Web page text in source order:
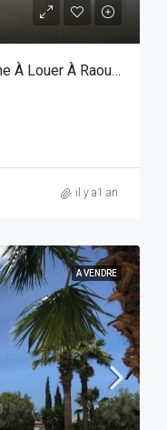
Villa Indépendante Avec Piscine À Louer À Raoued Beach - Tunis Bay Project
il y a1 an
A VENDRE